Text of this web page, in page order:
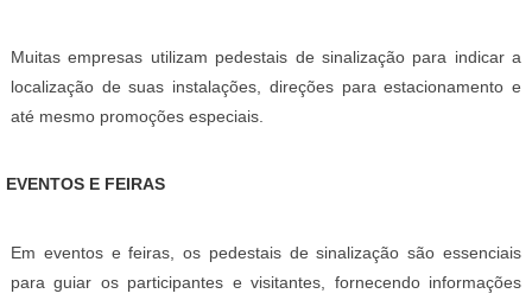
Muitas empresas utilizam pedestais de sinalização para indicar a
localização de suas instalações, direções para estacionamento e
até mesmo promoções especiais.
EVENTOS E FEIRAS
Em eventos e feiras, os pedestais de sinalização são essenciais
para guiar os participantes e visitantes, fornecendo informações